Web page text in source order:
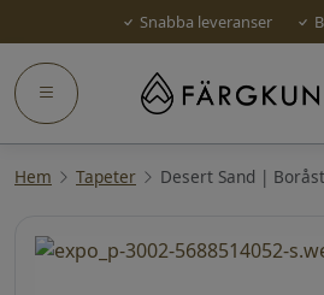
Snabba leveranser
Hem Tapeter Desert Sand |